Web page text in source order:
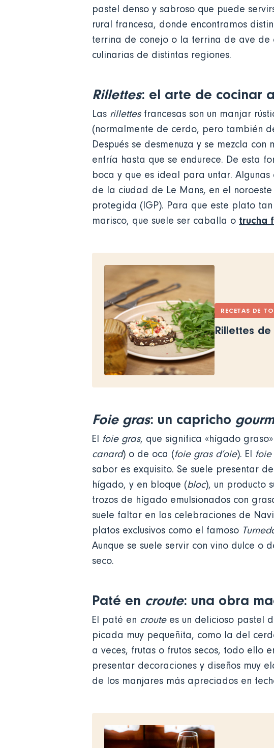
pastel denso y sabroso que puede
rural francesa, donde encontramos
terrina de conejo o la terrina de ave de
culinarias de distintas regiones.
Rillettes: el arte de cocinar
Las rillettesfrancesas son un manjar
(normalmente de cerdo, pero también
Después se desmenuza y se mezcla
enfría hasta que se endurece. De esta
boca y que es ideal para untar.
de la ciudad de Le Mans, en el
protegida (IGP). Para que este plato
marisco, que suele ser caballa o trucha
RECETAS DE
Rillettes
Foie gras: un capricho
El foie gras, que significa «hígado
canard) o de oca (foie gras d’oie). El foie
sabor es exquisito. Se suele presentar
hígado, y en bloque (bloc), un producto
trozos de hígado emulsionados con
suele faltar en las celebraciones de
platos exclusivos como el famoso
Aunque se suele servir con vino dulce o
seco.
Paté en croute: una obra
El paté en croutees un delicioso pastel
picada muy pequeñita, como la del
a veces, frutas o frutos secos, todo ello
presentar decoraciones y diseños muy
de los manjares más apreciados en